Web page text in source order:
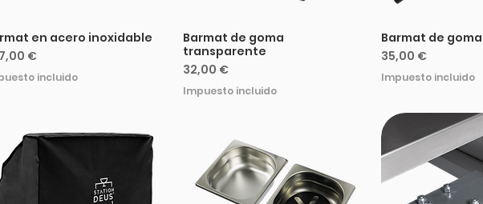
en acero inoxidable
€
incluido
Barmat de goma
transparente
Precio
32,00 €
Impuesto incluido
Barmat de goma
Precio
35,00 €
Impuesto incluido